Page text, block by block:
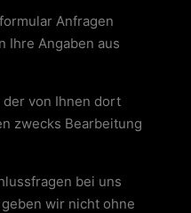
Anfragen
Ihre Angaben aus
von Ihnen dort
zwecks Bearbeitung
bei uns
wir nicht ohne